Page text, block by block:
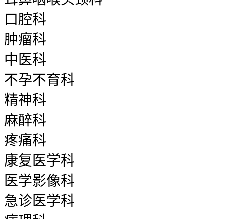
口腔科
肿瘤科
中医科
不孕不育科
精神科
麻醉科
疼痛科
康复医学科
医学影像科
急诊医学科